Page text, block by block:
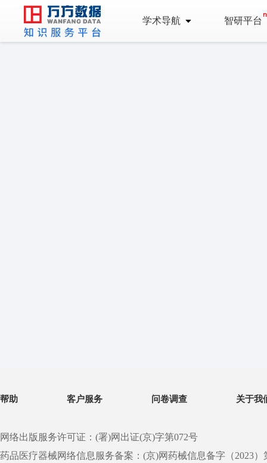
学术导航 智研平台
帮助 客户服务 问卷调查 关于我
网络出版服务许可证：(署)网出证(京)字第072号
药品医疗器械网络信息服务备案：(京)网药械信息备字（2023）